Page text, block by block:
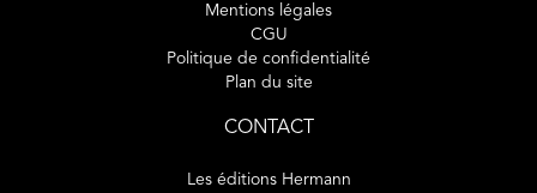
Mentions légales
CGU
Politique de confidentialité
Plan du site
CONTACT
Les éditions Hermann